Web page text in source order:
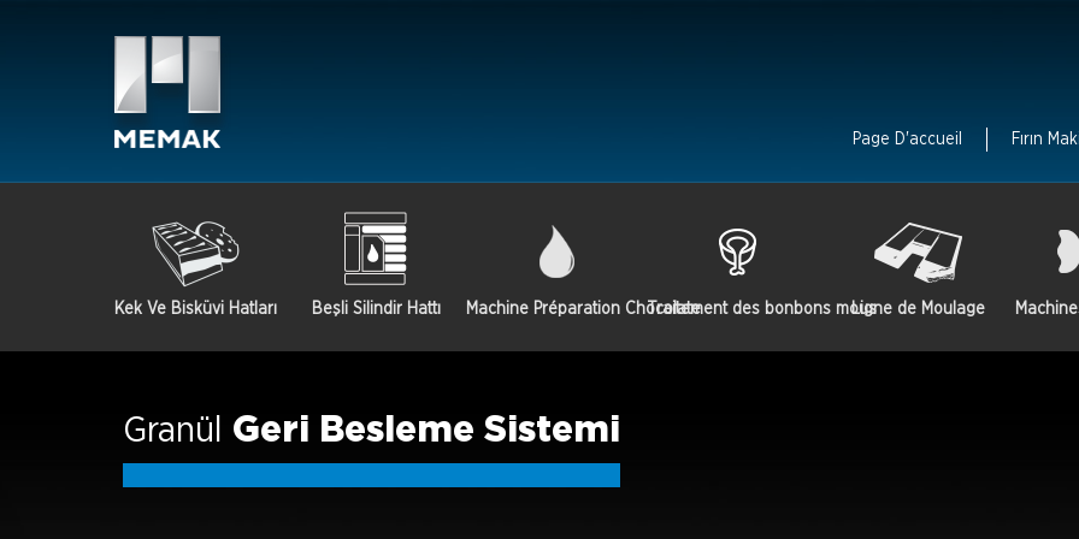
Page D'accueil Fırın
Kek Ve Bisküvi Hatları Beşli Silindir Hattı Machine Préparation ChocolateTraitement des bonbons mousLigne de Moulage
Granül Geri Besleme Sistemi